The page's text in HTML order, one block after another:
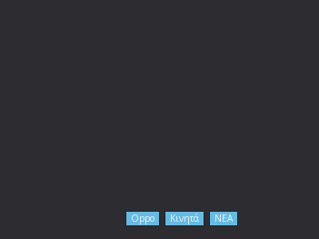
Oppo Κινητά ΝΕΑ